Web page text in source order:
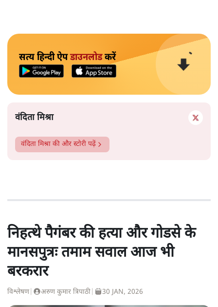
सत्य हिन्दी ऐपडाउनलोडकरें
वंदिता मिश्रा
वंदिता मिश्रा की और स्टोरी पढ़ें
निहत्थे पैगंबर की हत्या और गोडसे के
मानसपुत्रः तमाम सवाल आज भी
बरकरार
विश्लेषण| अरुण कुमार त्रिपाठी 30 JAN, 2026